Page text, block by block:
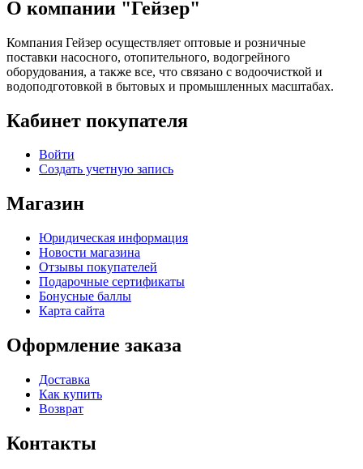
О компании "Гейзер"
Компания Гейзер осуществляет оптовые и розничные
поставки насосного, отопительного, водогрейного
оборудования, а также все, что связано с водоочисткой и
водоподготовкой в бытовых и промышленных масштабах.
Кабинет покупателя
Войти
Создать учетную запись
Магазин
Юридическая информация
Новости магазина
Отзывы покупателей
Подарочные сертификаты
Бонусные баллы
Карта сайта
Оформление заказа
Доставка
Как купить
Возврат
Контакты